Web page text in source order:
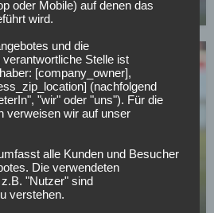
aus dem
oder Mobile) auf denen das
wird.
und die
Stelle ist
[company_owner],
(nachfolgend
"wir" oder "uns"). Für die
verweisen wir auf unser
alle Kunden und Besucher
Die verwendeten
"Nutzer" sind
verstehen.